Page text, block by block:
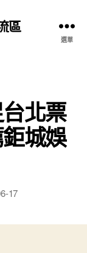
區
選單
北票
城娛
17